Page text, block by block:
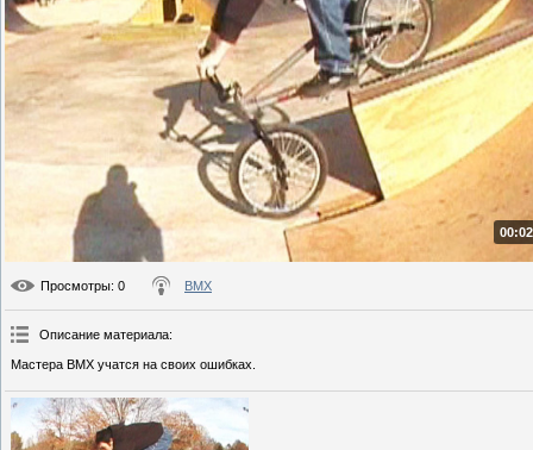
Просмотры: 0 BMX
Описание материала:
Мастера BMX учатся на своих ошибках.